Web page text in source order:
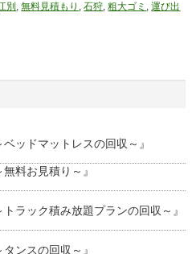
別 ,無料見積もり ,石狩,粗大ゴミ ,運び出
ッドマットレスの回収～』
料お見積り～』
ラック積み放題プランの回収～』
ンスの回収～』